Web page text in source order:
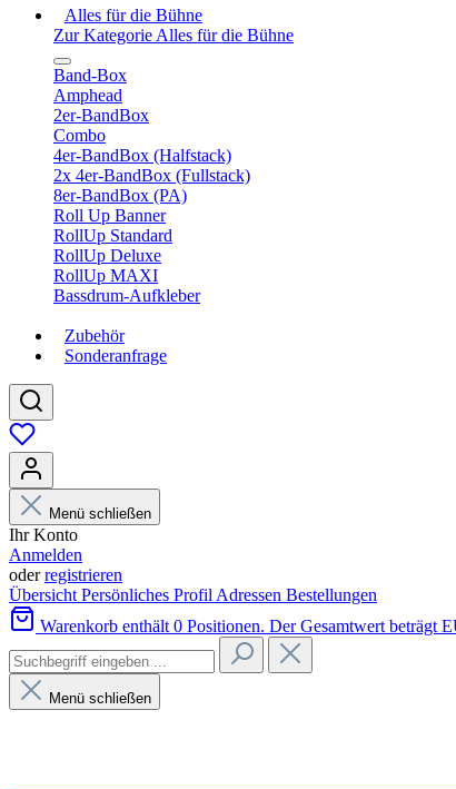
Alles für die Bühne
Zur Kategorie Alles für die Bühne
Band-Box
Amphead
2er-BandBox
Combo
4er-BandBox (Halfstack)
2x 4er-BandBox (Fullstack)
8er-BandBox (PA)
Roll Up Banner
RollUp Standard
RollUp Deluxe
RollUp MAXI
Bassdrum-Aufkleber
Zubehör
Sonderanfrage
Menü schließen
Ihr Konto
Anmelden
oderregistrieren
Übersicht Persönliches Profil Adressen Bestellungen
Warenkorb enthält 0 Positionen. Der Gesamtwert beträgt
Menü schließen